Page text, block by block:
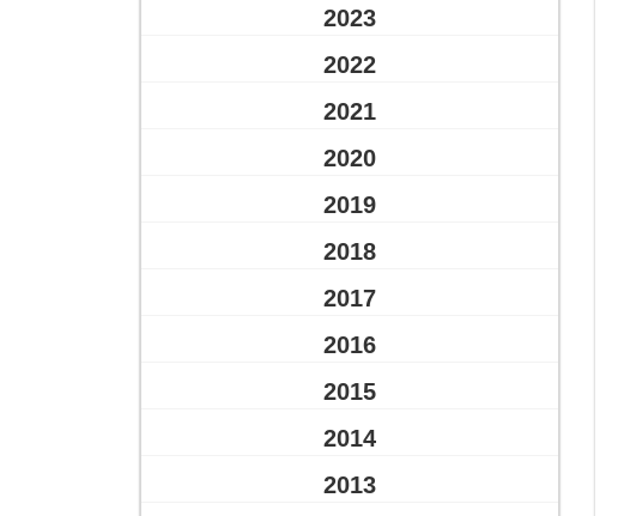
2023
2022
2021
2020
2019
2018
2017
2016
2015
2014
2013